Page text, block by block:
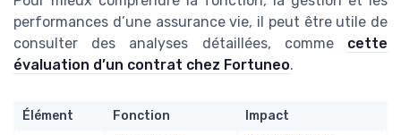
performances d’une assurance vie, il peut être utile de
consulter des analyses détaillées, comme cette
évaluation d’un contrat chez Fortuneo.
Élément Fonction Impact